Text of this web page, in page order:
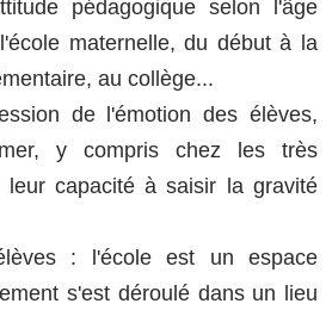
pédagogique selon l'âge
maternelle, du début à la
au collège...
de l'émotion des élèves,
y compris chez les très
leur capacité à saisir la gravité
: l'école est un espace
s'est déroulé dans un lieu